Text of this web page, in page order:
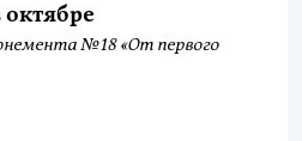
октябре
№18 «От первого